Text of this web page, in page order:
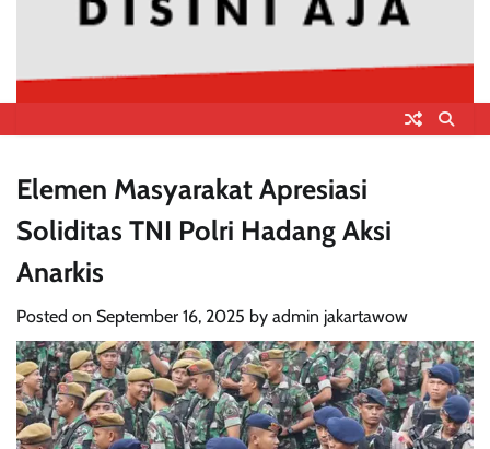
Elemen Masyarakat Apresiasi
Soliditas TNI Polri Hadang Aksi
Anarkis
Posted on September 16, 2025 by admin jakartawow